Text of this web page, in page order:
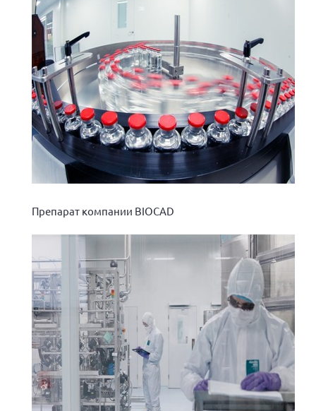
Свердловская область
Смоленская область
Ставропольский край
Сахалинская область
Томская область
Тульская область
Ульяновская область
Челябинская область
Препарат компании BIOCAD